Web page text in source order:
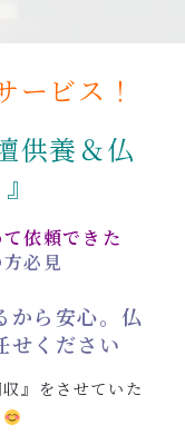
：なし
ービス！
供養＆仏
依頼できた
必見
ら安心。 仏
せください
』をさせていた